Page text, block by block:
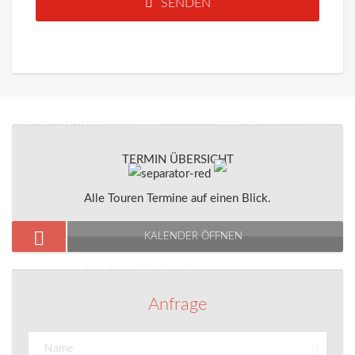
SENDEN
TERMIN ÜBERSICHT
Alle Touren Termine auf einen Blick.
KALENDER ÖFFNEN
Anfrage